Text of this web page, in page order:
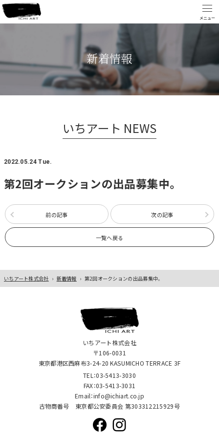
新着情報
いちアート NEWS
2022.05.24 Tue.
第2回オークションの出品募集中。
前の記事 次の記事
一覧へ戻る
いちアート株式会社 › 新着情報 › 第2回オークションの出品募集中。
いちアート株式会社
〒106-0031
東京都港区西麻布3-24-20 KASUMICHO TERRACE 3F
TEL：03-5413-3030
FAX：03-5413-3031
Email：info@ichiart.co.jp
古物商番号 東京都公安委員会 第303312215929号